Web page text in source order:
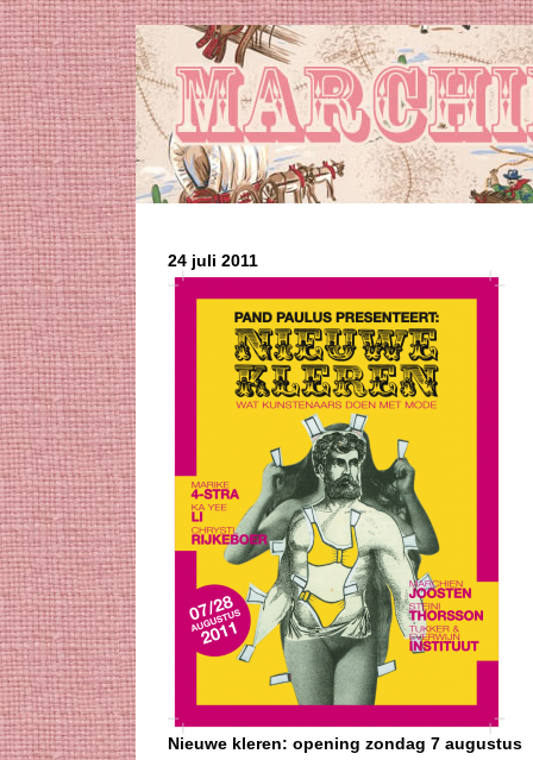
24 juli 2011
Nieuwe kleren: opening zondag 7 augustus